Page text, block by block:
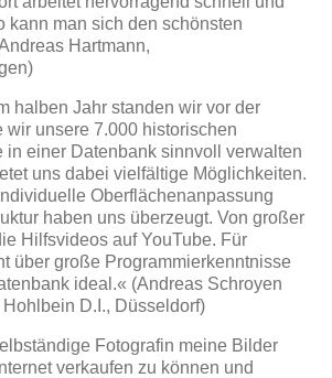
kann man sich den schönsten
Hartmann,
halben Jahr standen wir vor der
wir unsere 7.000 historischen
in einer Datenbank sinnvoll verwalten
uns dabei vielfältige Möglichkeiten.
Oberflächenanpassung
haben uns überzeugt. Von großer
Hilfsvideos auf YouTube. Für
über große Programmierkenntnisse
ideal.« (Andreas Schroyen
D.I., Düsseldorf)
Fotografin meine Bilder
verkaufen zu können und